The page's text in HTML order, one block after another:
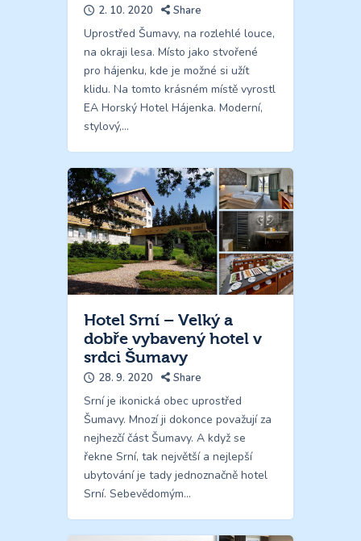
2. 10. 2020 Share
Uprostřed Šumavy, na rozlehlé louce,
na okraji lesa. Místo jako stvořené
pro hájenku, kde je možné si užít
klidu. Na tomto krásném místě vyrostl
EA Horský Hotel Hájenka. Moderní,
stylový,…
Hotel Srní – Velký a
dobře vybavený hotel v
srdci Šumavy
28. 9. 2020 Share
Srní je ikonická obec uprostřed
Šumavy. Mnozí ji dokonce považují za
nejhezčí část Šumavy. A když se
řekne Srní, tak největší a nejlepší
ubytování je tady jednoznačně hotel
Srní. Sebevědomým…